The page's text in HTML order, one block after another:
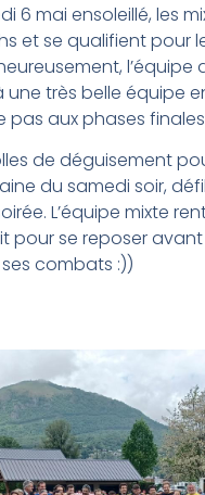
6 mai ensoleillé, les
et se qualifient pour
l’équipe
très belle équipe
pas aux phases
de déguisement
du samedi soir,
L’équipe mixte
pour se reposer avant
combats :))